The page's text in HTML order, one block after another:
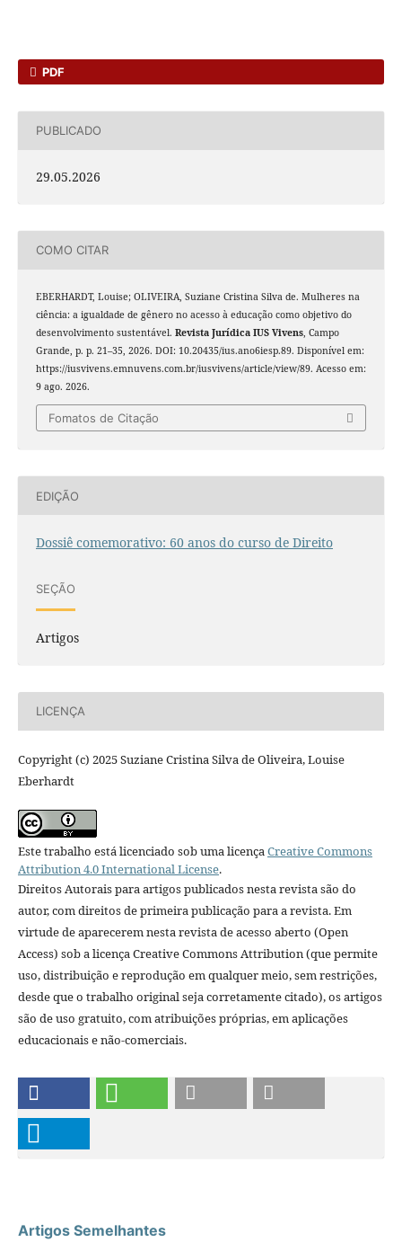
PDF
PUBLICADO
29.05.2026
COMO CITAR
EBERHARDT, Louise; OLIVEIRA, Suziane Cristina Silva de. Mulheres na
ciência: a igualdade de gênero no acesso à educação como objetivo do
desenvolvimento sustentável. Revista Jurídica IUS Vivens, Campo
Grande, p. p. 21–35, 2026. DOI: 10.20435/ius.ano6iesp.89. Disponível em:
https://iusvivens.emnuvens.com.br/iusvivens/article/view/89. Acesso em:
9 ago. 2026.
Fomatos de Citação
EDIÇÃO
Dossiê comemorativo: 60 anos do curso de Direito
SEÇÃO
Artigos
LICENÇA
Copyright (c) 2025 Suziane Cristina Silva de Oliveira, Louise
Eberhardt
Este trabalho está licenciado sob uma licença Creative Commons
Attribution 4.0 International License.
Direitos Autorais para artigos publicados nesta revista são do
autor, com direitos de primeira publicação para a revista. Em
virtude de aparecerem nesta revista de acesso aberto (Open
Access) sob a licença Creative Commons Attribution (que permite
uso, distribuição e reprodução em qualquer meio, sem restrições,
desde que o trabalho original seja corretamente citado), os artigos
são de uso gratuito, com atribuições próprias, em aplicações
educacionais e não-comerciais.
Artigos Semelhantes